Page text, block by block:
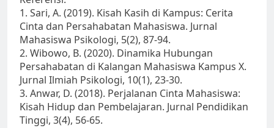
1. Sari, A. (2019). Kisah Kasih di Kampus: Cerita
Cinta dan Persahabatan Mahasiswa. Jurnal
Mahasiswa Psikologi, 5(2), 87-94.
2. Wibowo, B. (2020). Dinamika Hubungan
Persahabatan di Kalangan Mahasiswa Kampus X.
Jurnal Ilmiah Psikologi, 10(1), 23-30.
3. Anwar, D. (2018). Perjalanan Cinta Mahasiswa:
Kisah Hidup dan Pembelajaran. Jurnal Pendidikan
Tinggi, 3(4), 56-65.